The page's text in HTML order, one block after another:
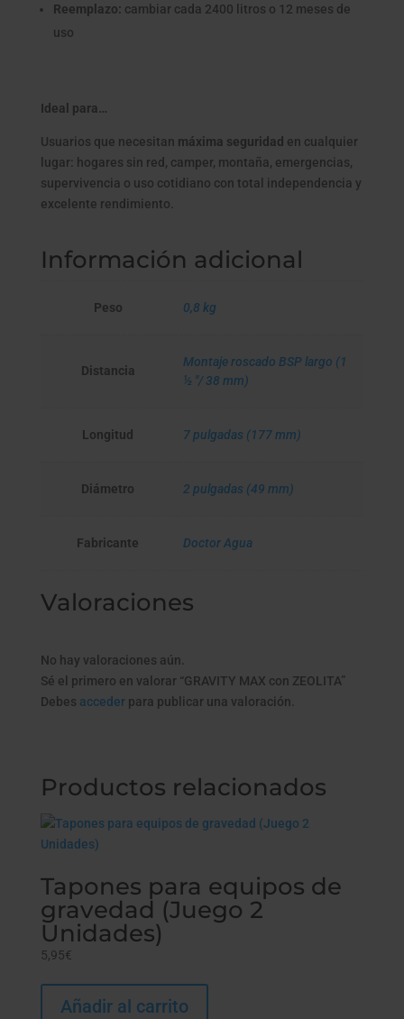
Reemplazo: cambiar cada 2400 litros o 12 meses de
uso
Ideal para…
Usuarios que necesitan máxima seguridad en cualquier
lugar: hogares sin red, camper, montaña, emergencias,
supervivencia o uso cotidiano con total independencia y
excelente rendimiento.
Información adicional
Peso 0,8 kg
Distancia
Montaje roscado BSP largo (1
½ "/ 38 mm)
Longitud 7 pulgadas (177 mm)
Diámetro 2 pulgadas (49 mm)
Fabricante Doctor Agua
Valoraciones
No hay valoraciones aún.
Sé el primero en valorar “GRAVITY MAX con ZEOLITA”
Debes accederpara publicar una valoración.
Productos relacionados
Tapones para equipos de
gravedad (Juego 2
Unidades)
5,95€
Añadir al carrito